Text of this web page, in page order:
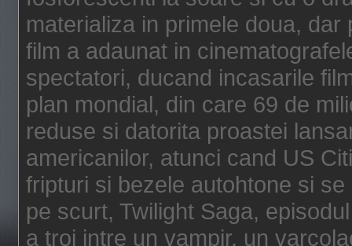
materializa in primele doua,
film a adaunat in
spectatori, ducand incasarile
plan mondial, din care 69 de
reduse si datorita proastei
americanilor, atunci cand US
fripturi si bezele autohtone si
pe scurt, Twilight Saga,
a troi intre un vampir, un